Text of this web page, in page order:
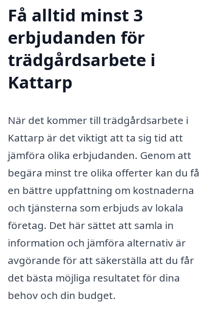
Få alltid minst 3
erbjudanden för
trädgårdsarbete i
Kattarp
När det kommer till trädgårdsarbete i
Kattarp är det viktigt att ta sig tid att
jämföra olika erbjudanden. Genom att
begära minst tre olika offerter kan du få
en bättre uppfattning om kostnaderna
och tjänsterna som erbjuds av lokala
företag. Det här sättet att samla in
information och jämföra alternativ är
avgörande för att säkerställa att du får
det bästa möjliga resultatet för dina
behov och din budget.